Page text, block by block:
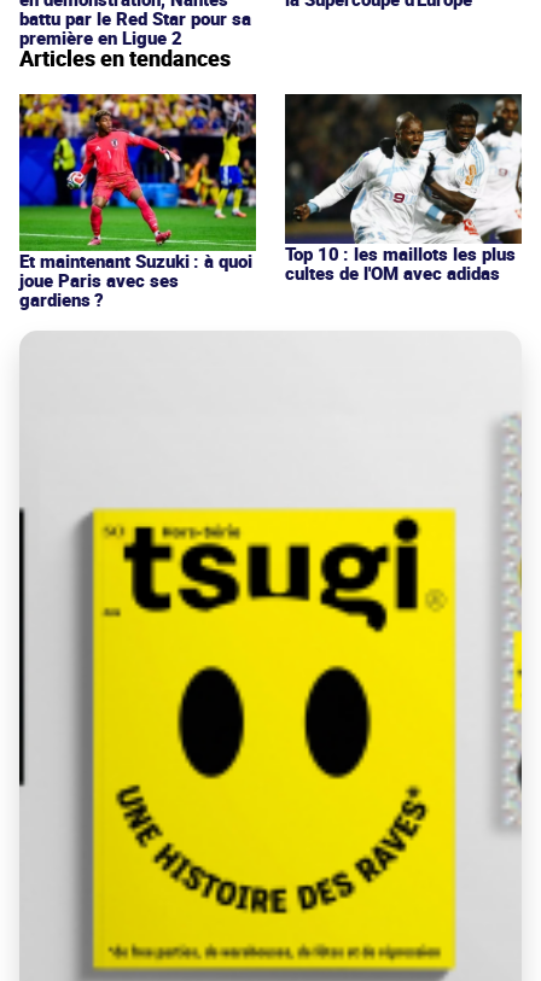
battu par le Red Star pour sa
première en Ligue 2
Articles en tendances
Et maintenant Suzuki : à quoi
joue Paris avec ses
gardiens ?
Top 10 : les maillots les plus
cultes de l'OM avec adidas